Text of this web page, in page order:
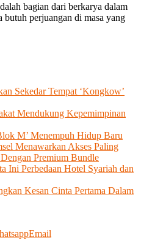
bagian dari berkarya dalam
butuh perjuangan di masa yang
Sekedar Tempat ‘Kongkow’
Mendukung Kepemimpinan
M’ Menempuh Hidup Baru
Menawarkan Akses Paling
Premium Bundle
Ini Perbedaan Hotel Syariah dan
Kesan Cinta Pertama Dalam
Email